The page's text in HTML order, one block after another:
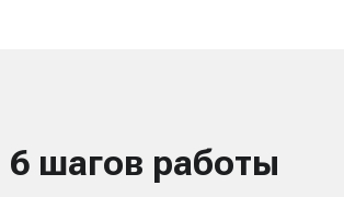
6 шагов работы